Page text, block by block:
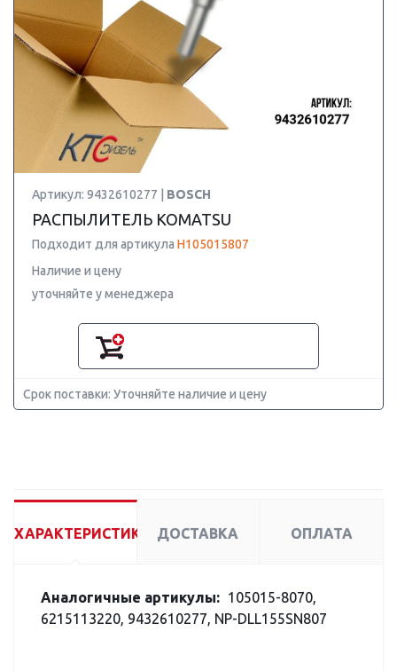
Артикул: 9432610277 | BOSCH
РАСПЫЛИТЕЛЬ KOMATSU
Подходит для артикула H105015807
Наличие и цену
уточняйте у менеджера
Срок поставки: Уточняйте наличие и цену
ХАРАКТЕРИСТИКИ ДОСТАВКА ОПЛАТА
Аналогичные артикулы: 105015-8070,
6215113220, 9432610277, NP-DLL155SN807